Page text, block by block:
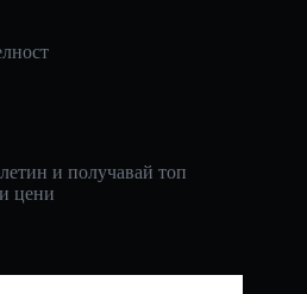
и получавай топ
цени